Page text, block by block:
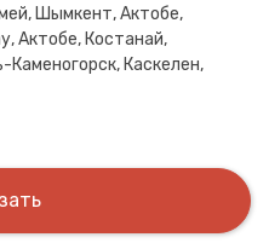
Шымкент, Актобе,
Актобе, Костанай,
Каменогорск, Каскелен,